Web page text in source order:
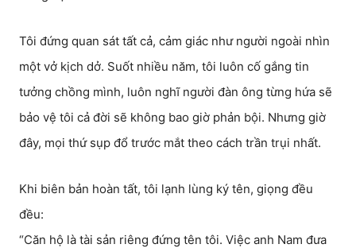
Tôi đứng quan sát tất cả, cảm giác như người ngoài nhìn
một vở kịch dở. Suốt nhiều năm, tôi luôn cố gắng tin
tưởng chồng mình, luôn nghĩ người đàn ông từng hứa sẽ
bảo vệ tôi cả đời sẽ không bao giờ phản bội. Nhưng giờ
đây, mọi thứ sụp đổ trước mắt theo cách trần trụi nhất.
Khi biên bản hoàn tất, tôi lạnh lùng ký tên, giọng đều
đều:
“Căn hộ là tài sản riêng đứng tên tôi. Việc anh Nam đưa